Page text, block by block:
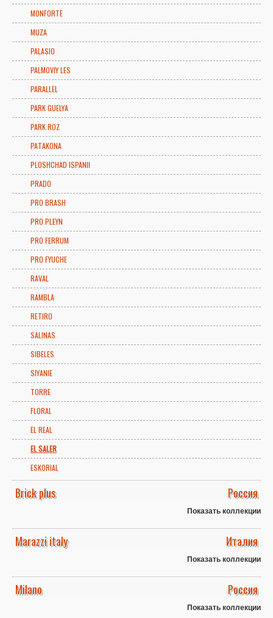
MONFORTE
MUZA
PALASIO
PALMOVIY LES
PARALLEL
PARK GUELYA
PARK ROZ
PATAKONA
PLOSHCHAD ISPANII
PRADO
PRO BRASH
PRO PLEYN
PRO FERRUM
PRO FYUCHE
RAVAL
RAMBLA
RETIRO
SALINAS
SIBELES
SIYANIE
TORRE
FLORAL
EL REAL
EL SALER
ESKORIAL
Brick plus Россия
Показать коллекции
Marazzi italy Италия
Показать коллекции
Milano Россия
Показать коллекции